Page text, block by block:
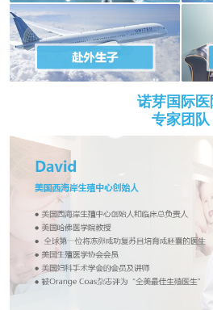
诺芽国际医
专家团队